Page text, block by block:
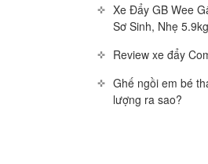
Xe Đẩy GB Wee
Sơ Sinh, Nhẹ 5.9kg
Review xe đẩy
Ghế ngồi em bé
lượng ra sao?